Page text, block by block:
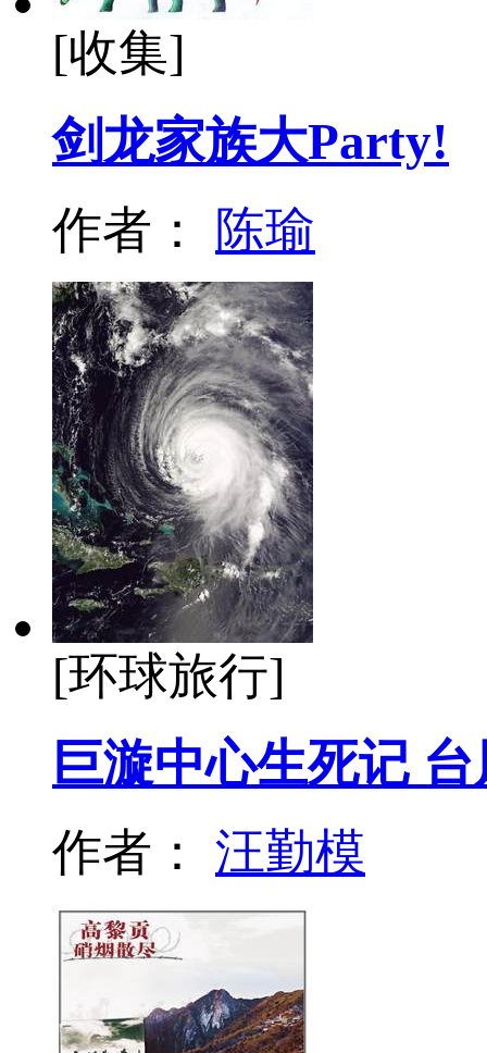
[收集]
剑龙家族大Party!
作者： 陈瑜
[环球旅行]
巨漩中心生死记
作者： 汪勤模